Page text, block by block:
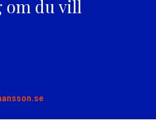
om du vill